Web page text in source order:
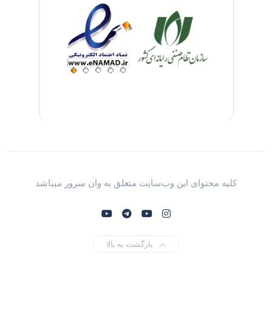
کلیه محتوای این وب‌سایت متعلق به وان سرور میباشد
بازگشت به بالا